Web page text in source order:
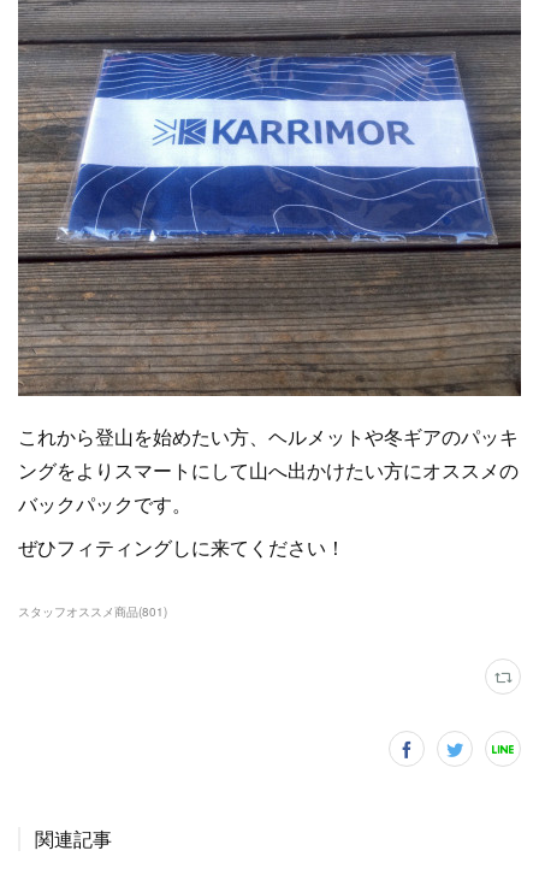
これから登山を始めたい方、ヘルメットや冬ギアのパッキ
ングをよりスマートにして山へ出かけたい方にオススメの
バックパックです。
ぜひフィティングしに来てください！
スタッフオススメ商品(801)
関連記事